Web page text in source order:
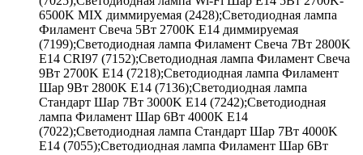
6500K MIX диммируемая (2428);Светодиодная лампа
Филамент Свеча 5Вт 2700K E14 диммируемая
(7199);Светодиодная лампа Филамент Свеча 7Вт 2800K
E14 CRI97 (7152);Светодиодная лампа Филамент Свеча
9Вт 2700K E14 (7218);Светодиодная лампа Филамент
Шар 9Вт 2800K E14 (7136);Светодиодная лампа
Стандарт Шар 7Вт 3000K E14 (7242);Светодиодная
лампа Филамент Шар 6Вт 4000K E14
(7022);Светодиодная лампа Стандарт Шар 7Вт 4000K
E14 (7055);Светодиодная лампа Филамент Шар 6Вт